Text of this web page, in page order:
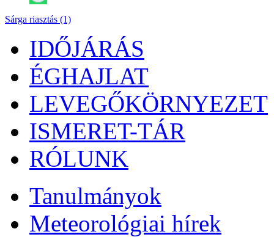
Sárga riasztás (1)
IDŐJÁRÁS
ÉGHAJLAT
LEVEGŐKÖRNYEZET
ISMERET-TÁR
RÓLUNK
Tanulmányok
Meteorológiai hírek